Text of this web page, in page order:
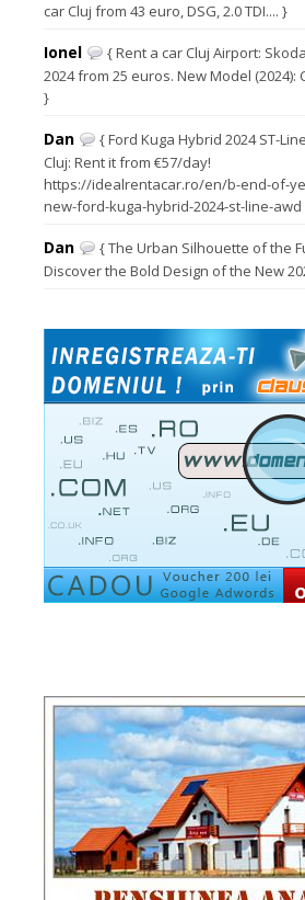
car Cluj from 43 euro, DSG, 2.0 TDI.... }
Ionel
{ Rent a car Cluj Airport:
2024 from 25 euros. New Model (2024):
}
Dan
{ Ford Kuga Hybrid 2024 ST-
Cluj: Rent it from €57/day!
https://idealrentacar.ro/en/b-end-of-
new-ford-kuga-hybrid-2024-st-line-awd
Dan
{ The Urban Silhouette of the
Discover the Bold Design of the New